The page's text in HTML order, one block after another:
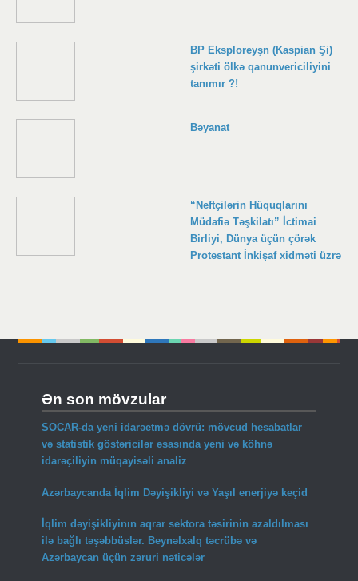
BP Eksploreyşn (Kaspian Şi)
şirkəti ölkə qanunvericiliyini
tanımır ?!
Bəyanat
“Neftçilərin Hüquqlarını
Müdafiə Təşkilatı” İctimai
Birliyi, Dünya üçün çörək
Protestant İnkişaf xidməti üzrə
Service”) maliyyə dəstəyilə
Ən son mövzular
SOCAR-da yeni idarəetmə dövrü: mövcud hesabatlar
və statistik göstəricilər əsasında yeni və köhnə
idarəçiliyin müqayisəli analiz
Azərbaycanda İqlim Dəyişikliyi və Yaşıl enerjiyə keçid
İqlim dəyişikliyinın aqrar sektora təsirinin azaldılması
ilə bağlı təşəbbüslər. Beynəlxalq təcrübə və
Azərbaycan üçün zəruri nəticələr